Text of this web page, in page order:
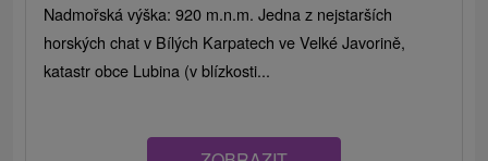
Nadmořská výška: 920 m.n.m. Jedna z nejstarších
horských chat v Bílých Karpatech ve Velké Javorině,
katastr obce Lubina (v blízkosti...